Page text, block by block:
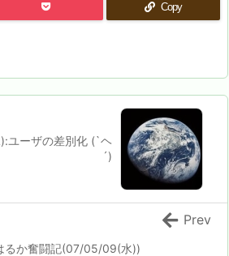
Copy
):ユーザの差別化 (`ヘ
´)
るか奮闘記(07/05/09(水))
Prev